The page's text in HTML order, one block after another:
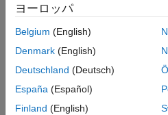
Programmatic Use
Warn and repair
The software displays a
andBus Assignment
block
bus hierarchy changes.
Error without repair
The software displays an error
The error message indicates
ヨーロッパ
Belgium (English)
Denmark (English)
Deutschland (Deutsch)
España (Español)
Finland (English)